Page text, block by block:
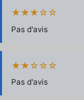
★★★☆☆
Pas d'avis
★★☆☆☆
Pas d'avis